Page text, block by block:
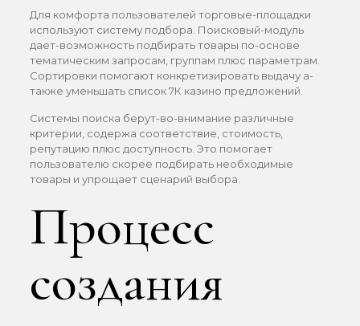
Для комфорта пользователей торговые-площадки
используют систему подбора. Поисковый-модуль
дает-возможность подбирать товары по-основе
тематическим запросам, группам плюс параметрам.
Сортировки помогают конкретизировать выдачу а-
также уменьшать список 7К казино предложений.
Системы поиска берут-во-внимание различные
критерии, содержа соответствие, стоимость,
репутацию плюс доступность. Это помогает
пользователю скорее подбирать необходимые
товары и упрощает сценарий выбора.
Процесс
создания